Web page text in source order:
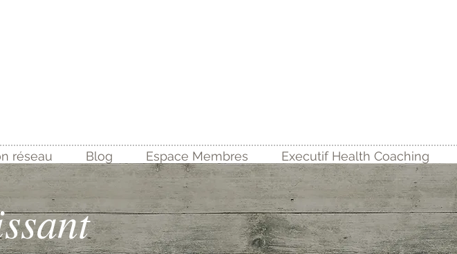
réseau Blog Espace Membres Executif Health Coaching